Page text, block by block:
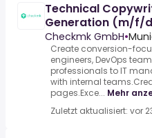
Technical
Generation (m/f/
Checkmk GmbH•
Create conversion-
engineers, DevOps
professionals to IT
with internal
pages.Exce... Mehr
Zuletzt aktualisiert: vor